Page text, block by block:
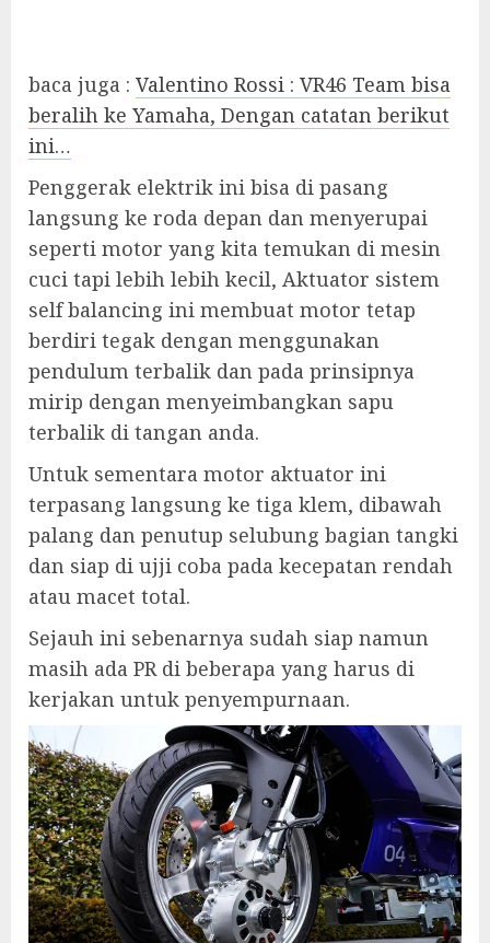
baca juga : Valentino Rossi : VR46 Team bisa
beralih ke Yamaha, Dengan catatan berikut
ini…
Penggerak elektrik ini bisa di pasang
langsung ke roda depan dan menyerupai
seperti motor yang kita temukan di mesin
cuci tapi lebih lebih kecil, Aktuator sistem
self balancing ini membuat motor tetap
berdiri tegak dengan menggunakan
pendulum terbalik dan pada prinsipnya
mirip dengan menyeimbangkan sapu
terbalik di tangan anda.
Untuk sementara motor aktuator ini
terpasang langsung ke tiga klem, dibawah
palang dan penutup selubung bagian tangki
dan siap di ujji coba pada kecepatan rendah
atau macet total.
Sejauh ini sebenarnya sudah siap namun
masih ada PR di beberapa yang harus di
kerjakan untuk penyempurnaan.